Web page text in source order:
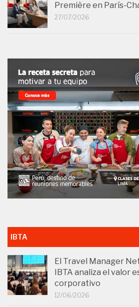
Première en París-
27/07/2026
IBTA
El Travel Manager
IBTA analiza el valor
corporativo
12/06/2026